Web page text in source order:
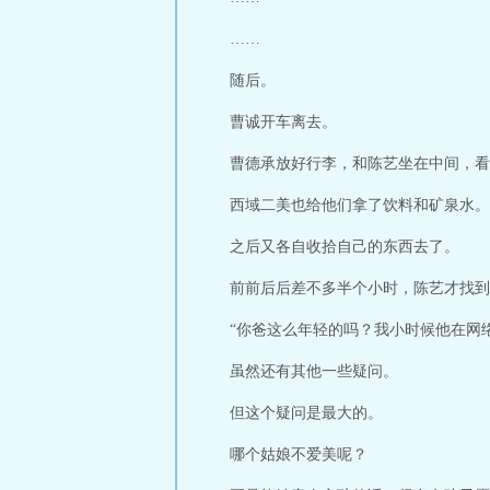
……
随后。
曹诚开车离去。
曹德承放好行李，和陈艺坐在中间，
西域二美也给他们拿了饮料和矿泉水。
之后又各自收拾自己的东西去了。
前前后后差不多半个小时，陈艺才找
“你爸这么年轻的吗？我小时候他在
虽然还有其他一些疑问。
但这个疑问是最大的。
哪个姑娘不爱美呢？